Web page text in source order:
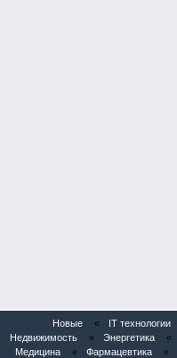
Новые « IT технологии
Недвижимость
« Энергетика «
Медицина
« Фармацевтика «